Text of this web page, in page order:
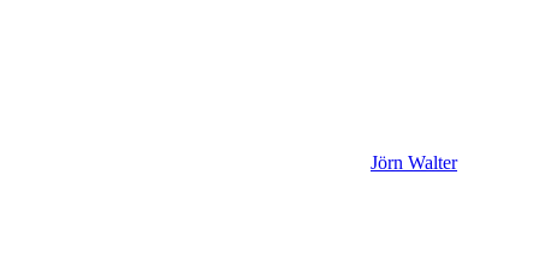
Jörn Walter